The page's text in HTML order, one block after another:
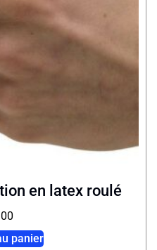
en latex roulé
panier